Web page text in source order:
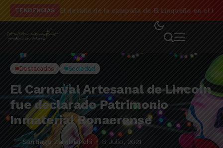
TENDENCIAS El detalle de la campaña de El Linqueño en el
Destacados Sociedad
El Carnaval Artesanal de Lincoln
fue declarado Patrimonio
Inmaterial Bonaerense
Santiago Zambianchi 8 Julio, 2021